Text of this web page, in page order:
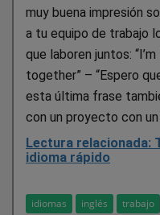
muy buena impresión
a tu equipo de trabajo
que laboren juntos:
together” – “Espero
esta última frase
con un proyecto con
Lectura relacionada:
idioma rápido
idiomas inglés trabajo